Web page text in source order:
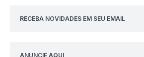
RECEBA NOVIDADES EM SEU EMAIL
ANUNCIE AQUI